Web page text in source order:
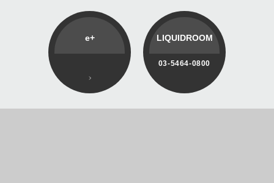
e+ LIQUIDROOM
03-5464-0800